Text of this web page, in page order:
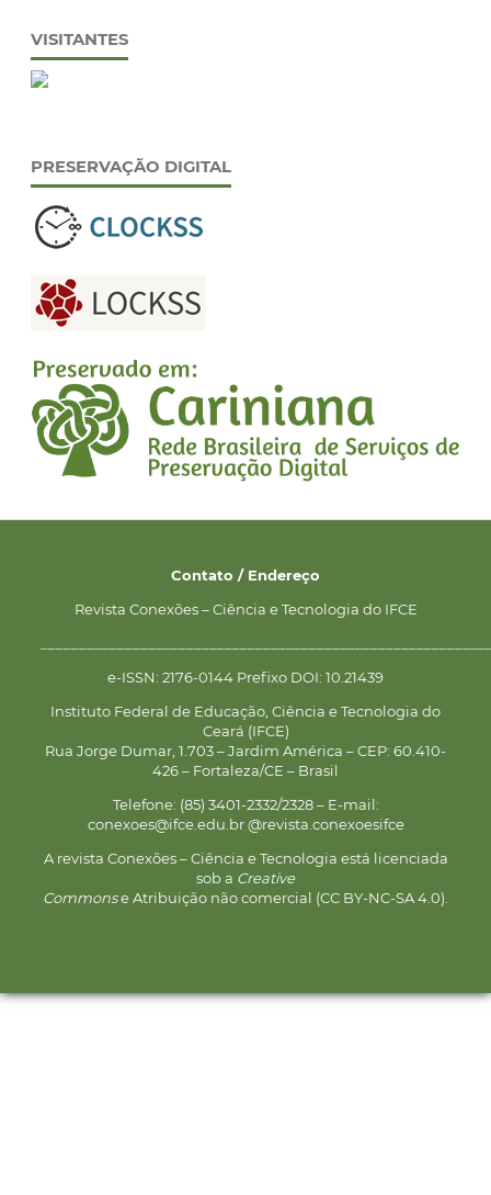
VISITANTES
PRESERVAÇÃO DIGITAL
Contato / Endereço
Revista Conexões – Ciência e Tecnologia do IFCE
e-ISSN: 2176-0144 Prefixo DOI: 10.21439
Instituto Federal de Educação, Ciência e Tecnologia do
Ceará (IFCE)
Rua Jorge Dumar, 1.703 – Jardim América – CEP: 60.410-
426 – Fortaleza/CE – Brasil
Telefone: (85) 3401-2332/2328 – E-mail:
conexoes@ifce.edu.br @revista.conexoesifce
A revista Conexões – Ciência e Tecnologia está licenciada
sob a Creative
Commonse Atribuição não comercial (CC BY-NC-SA 4.0).